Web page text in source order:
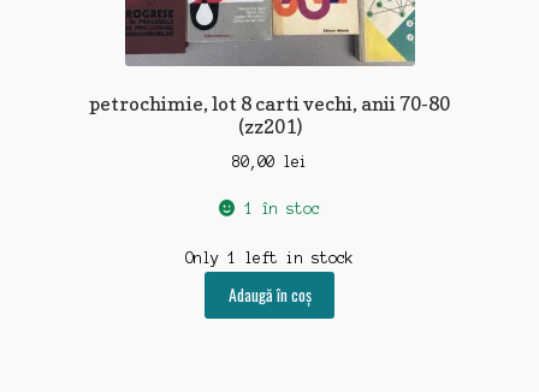
petrochimie, lot 8 carti vechi, anii 70-80
(zz201)
80,00 lei
1 în stoc
Only 1 left in stock
Adaugă în coș